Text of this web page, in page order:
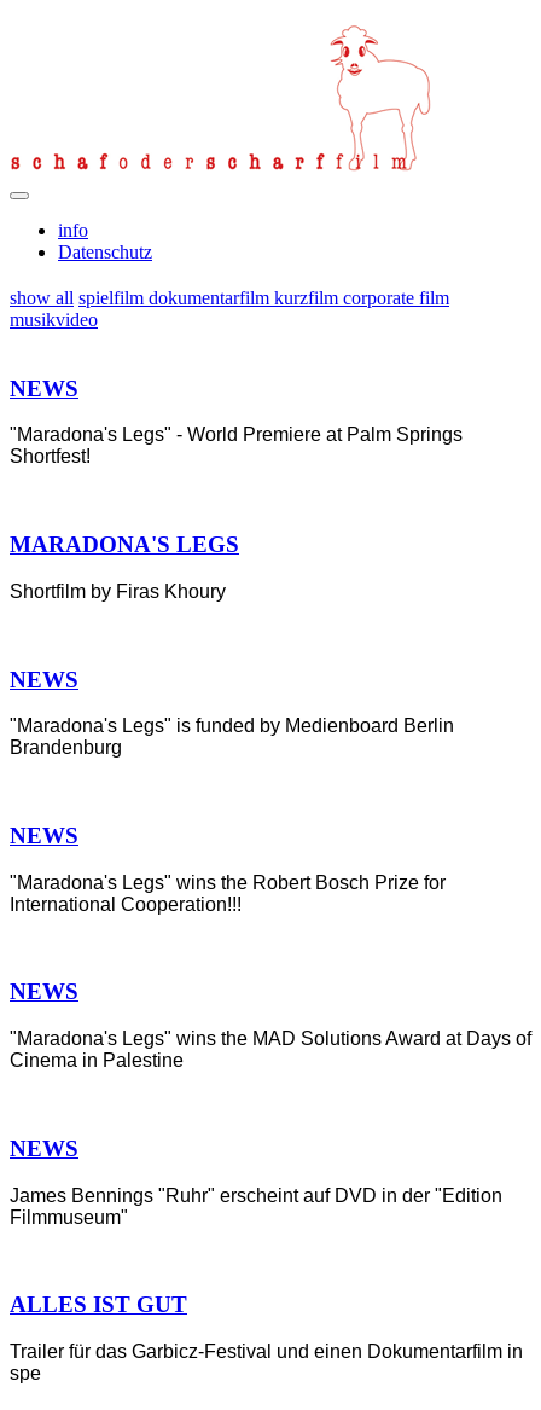
info
Datenschutz
show all spielfilm dokumentarfilm kurzfilm corporate film
musikvideo
NEWS
"Maradona's Legs" - World Premiere at Palm Springs
Shortfest!
MARADONA'S LEGS
Shortfilm by Firas Khoury
NEWS
"Maradona's Legs" is funded by Medienboard Berlin
Brandenburg
NEWS
"Maradona's Legs" wins the Robert Bosch Prize for
International Cooperation!!!
NEWS
"Maradona's Legs" wins the MAD Solutions Award at Days of
Cinema in Palestine
NEWS
James Bennings "Ruhr" erscheint auf DVD in der "Edition
Filmmuseum"
ALLES IST GUT
Trailer für das Garbicz-Festival und einen Dokumentarfilm in
spe